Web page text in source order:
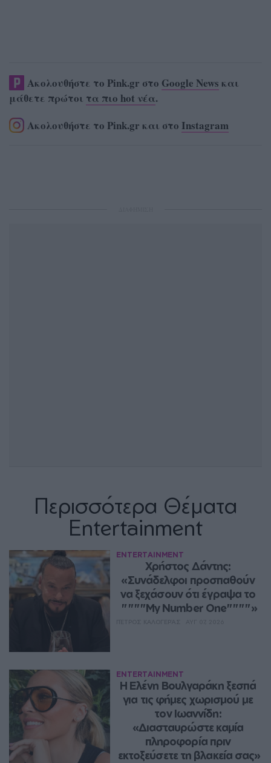
Ακολουθήστε το Pink.gr στο Google News και
μάθετε πρώτοι τα πιο hot νέα.
Ακολουθήστε το Pink.gr και στο Instagram
Περισσότερα Θέματα
Entertainment
ENTERTAINMENT
Χρήστος Δάντης:
«Συνάδελφοι προσπαθούν
να ξεχάσουν ότι έγραψα το
""""My Number One""""»
ENTERTAINMENT
Η Ελένη Βουλγαράκη ξεσπά
για τις φήμες χωρισμού με
τον Ιωαννίδη:
«Διασταυρώστε καμία
πληροφορία πριν
εκτοξεύσετε τη βλακεία σας»